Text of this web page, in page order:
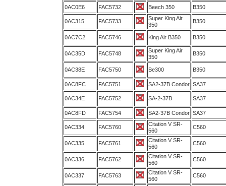
0AC0E6 FAC5732 Beech 350 B350
0AC315 FAC5733
Super King Air
350
B350
0AC7C2 FAC5746 King Air B350 B350
0AC35D FAC5748
Super King Air
350
B350
0AC38E FAC5750 Be300 B350
0AC8FC FAC5751 SA2-37B Condor SA37
0AC34E FAC5752 SA-2-37B SA37
0AC8FD FAC5754 SA2-37B Condor SA37
0AC334 FAC5760
Citation V SR-
560
C560
0AC335 FAC5761
Citation V SR-
560
C560
0AC336 FAC5762
Citation V SR-
560
C560
0AC337 FAC5763
Citation V SR-
560
C560